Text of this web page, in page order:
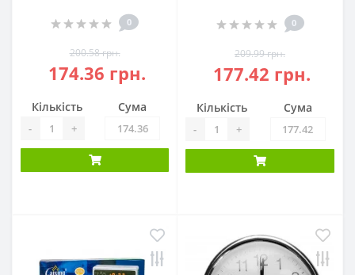
0
200.58 грн.
174.36 грн.
Кількість
- +
Сума
0
209.99 грн.
177.42 грн.
Кількість
- +
Сума